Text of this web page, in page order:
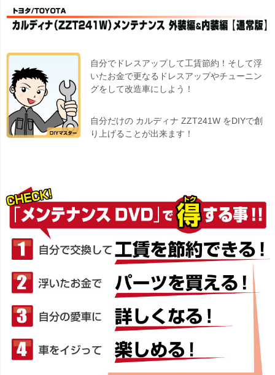
自分でドレスアップして工賃節約！そして浮
いたお金で更なるドレスアップやチューニン
グをして改造車にしよう！
自分だけの カルディナ ZZT241W をDIYで創
り上げることが出来ます！